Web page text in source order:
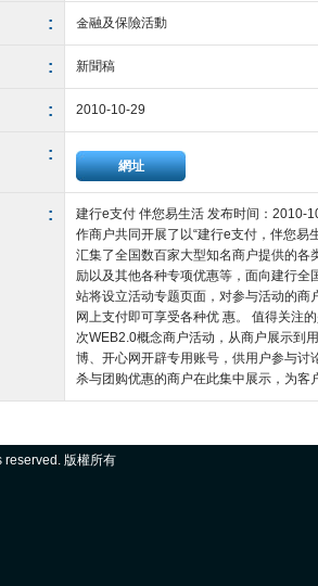
: 金融及保險活動
: 新聞稿
: 2010-10-29
:
網址
:
建行e支付 伴您易生活 发布时间：2010-
作商户共同开展了以“建行e支付，伴您易
汇集了全国数百家大型知名商户提供的各
励以及其他各种专项优惠等，面向建行全
站将设立活动专题页面，对参与活动的
网上支付即可享受各种优 惠。 值得关注
次WEB2.0概念商户活动，从商户展示到
博、开心网开辟专用账号，供用户参与讨
杀与团购优惠的商户在此集中展示，为客
reserved. 版權所有